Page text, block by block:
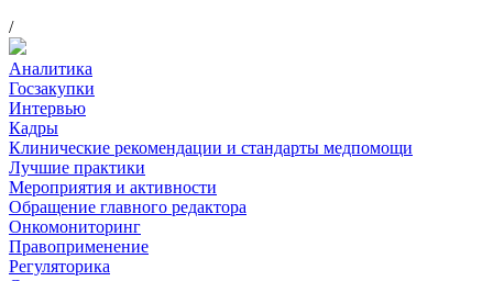
/
Аналитика
Госзакупки
Интервью
Кадры
Клинические рекомендации и стандарты медпомощи
Лучшие практики
Мероприятия и активности
Обращение главного редактора
Онкомониторинг
Правоприменение
Регуляторика